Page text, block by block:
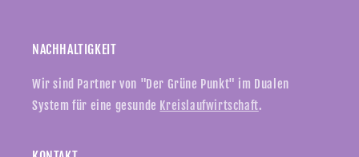
NACHHALTIGKEIT
Wir sind Partner von "Der Grüne Punkt" im Dualen
System für eine gesunde Kreislaufwirtschaft.